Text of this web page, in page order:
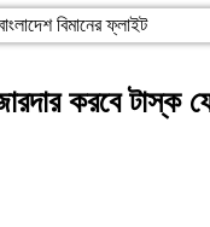
বিমানের ফ্লাইট
করবে টাস্ক